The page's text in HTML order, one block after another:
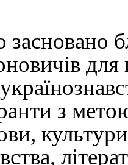
засновано
для
з